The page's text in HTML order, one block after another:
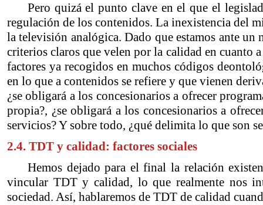
Pero quizá el punto clave en el que el
regulación de los contenidos. La inexistencia del
la televisión analógica. Dado que estamos ante
criterios claros que velen por la calidad en cuanto
factores ya recogidos en muchos códigos
en lo que a contenidos se refiere y que vienen
¿se obligará a los concesionarios a ofrecer
propia?, ¿se obligará a los concesionarios a
servicios? Y sobre todo, ¿qué delimita lo que son
2.4. TDT y calidad: factores sociales
Hemos dejado para el final la relación
vincular TDT y calidad, lo que realmente nos
sociedad. Así, hablaremos de TDT de calidad